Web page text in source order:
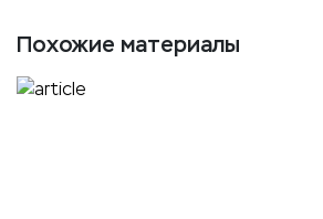
Похожие материалы